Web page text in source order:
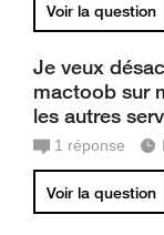
Voir la question
Je veux
mactoob sur
les autres
1 réponse
Voir la question